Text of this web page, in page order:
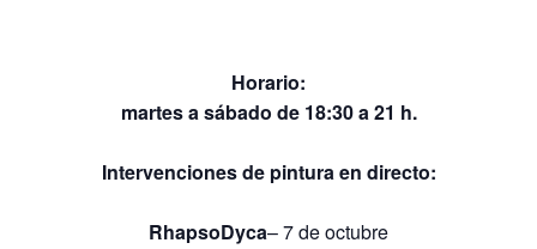
Horario:
martes a sábado de 18:30 a 21 h.
Intervenciones de pintura en directo:
RhapsoDyca– 7 de octubre